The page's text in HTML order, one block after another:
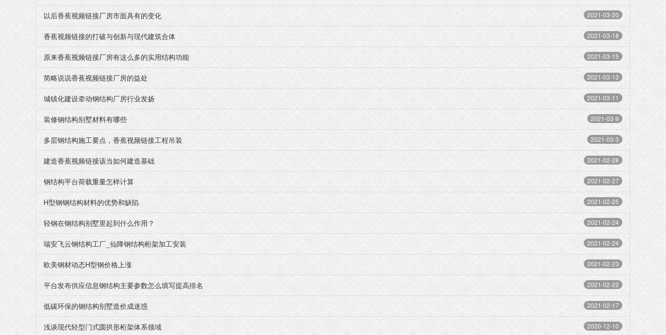
2021-03-20
以后香蕉视频链接厂房市面具有的变化
2021-03-18
香蕉视频链接的打破与创新与现代建筑合体
2021-03-15
原来香蕉视频链接厂房有这么多的实用结构功能
2021-03-13
简略说说香蕉视频链接厂房的益处
2021-03-11
城镇化建设牵动钢结构厂房行业发扬
2021-03-9
装修钢结构别墅材料有哪些
2021-03-3
多层钢结构施工要点，香蕉视频链接工程吊装
2021-02-28
建造香蕉视频链接该当如何建造基础
2021-02-27
钢结构平台荷载重量怎样计算
2021-02-25
H型钢钢结构材料的优势和缺陷
2021-02-24
轻钢在钢结构别墅里起到什么作用？
2021-02-24
瑞安飞云钢结构工厂_仙降钢结构桁架加工安装
2021-02-23
欧美钢材动态H型钢价格上涨
2021-02-22
平台发布供应信息钢结构主要参数怎么填写提高排名
2021-02-17
低碳环保的钢结构别墅造价成迷惑
2020-12-10
浅谈现代轻型门式圆拱形桁架体系领域